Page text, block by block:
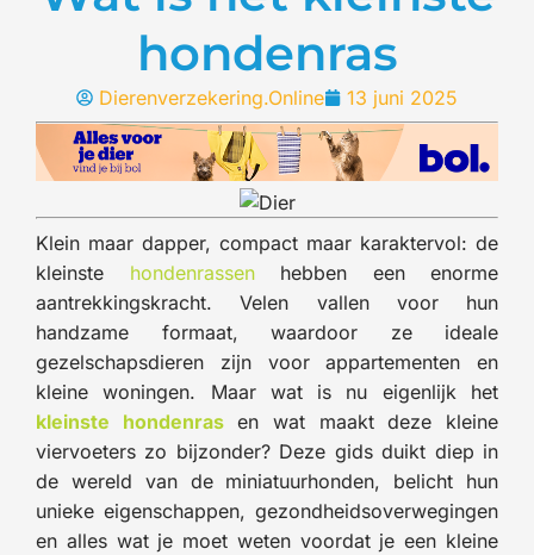
hondenras
Dierenverzekering.Online 13 juni 2025
Klein maar dapper, compact maar karaktervol: de
kleinste hondenrassenhebben een enorme
aantrekkingskracht. Velen vallen voor hun
handzame formaat, waardoor ze ideale
gezelschapsdieren zijn voor appartementen en
kleine woningen. Maar wat is nu eigenlijk het
kleinste hondenrasen wat maakt deze kleine
viervoeters zo bijzonder? Deze gids duikt diep in
de wereld van de miniatuurhonden, belicht hun
unieke eigenschappen, gezondheidsoverwegingen
en alles wat je moet weten voordat je een kleine